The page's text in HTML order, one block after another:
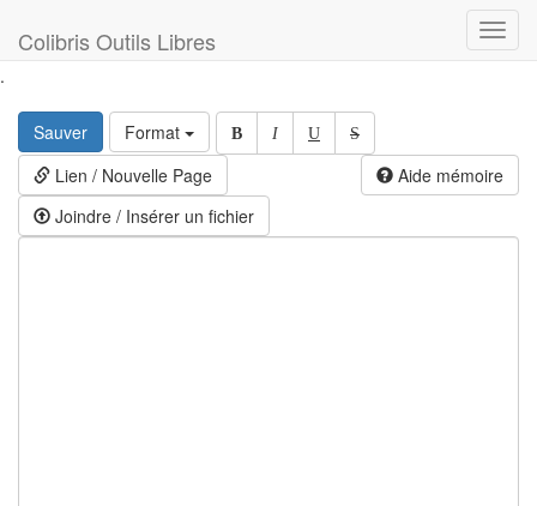
Colibris Outils Libres
.
Sauver Format B I U S
Lien / Nouvelle Page
Aide mémoire
Joindre / Insérer un fichier